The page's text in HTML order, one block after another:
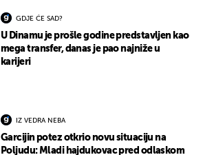
GDJE ĆE SAD?
U Dinamu je prošle godine predstavljen kao
mega transfer, danas je pao najniže u
karijeri
IZ VEDRA NEBA
Garcijin potez otkrio novu situaciju na
Poljudu: Mladi hajdukovac pred odlaskom